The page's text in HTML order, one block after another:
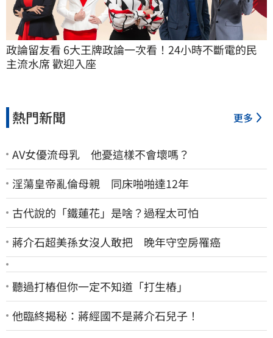
政論留友看 6大王牌政論一次看！24小時不斷電的民
主流水席 歡迎入座
熱門新聞 更多
AV女優流母乳 他憂這樣不會壞嗎？
淫蕩皇帝亂倫母親 同床啪啪達12年
古代說的「鐵蓮花」是啥？過程太可怕
蔣介石超美孫女沒人敢把 晚年守空房罹癌
聽過打樁但你一定不知道「打生樁」
他臨終揭秘：蔣經國不是蔣介石兒子！